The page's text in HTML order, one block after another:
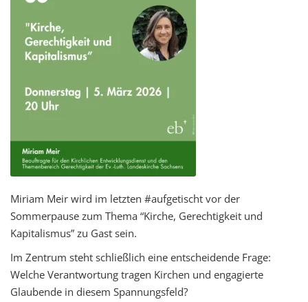
Miriam Meir wird im letzten #aufgetischt vor der
Sommerpause zum Thema “Kirche, Gerechtigkeit und
Kapitalismus” zu Gast sein.
Im Zentrum steht schließlich eine entscheidende Frage:
Welche Verantwortung tragen Kirchen und engagierte
Glaubende in diesem Spannungsfeld?